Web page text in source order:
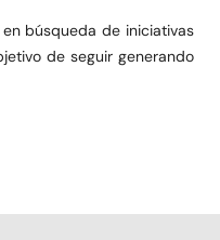
búsqueda de iniciativas
de seguir generando